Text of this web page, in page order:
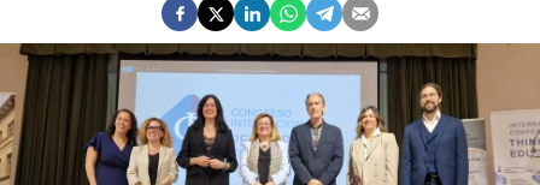
OPINIÓN
GALERÍAS
VÍDEOS